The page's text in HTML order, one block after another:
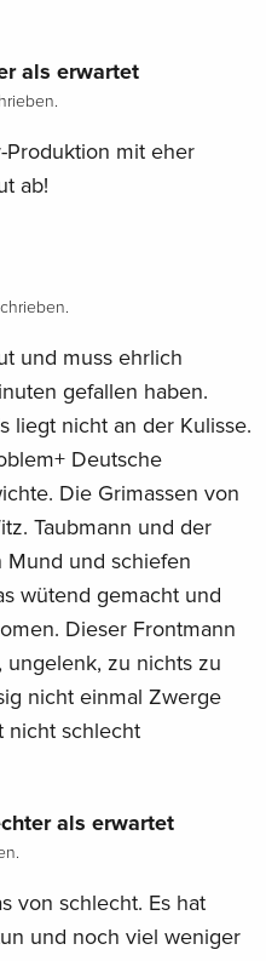
als erwartet
mit eher
ab!
und muss ehrlich
gefallen haben.
liegt nicht an der Kulisse.
Deutsche
Die Grimassen von
Taubmann und der
und schiefen
wütend gemacht und
Dieser Frontmann
ungelenk, zu nichts zu
nicht einmal Zwerge
nicht schlecht
als erwartet
von schlecht. Es hat
und noch viel weniger